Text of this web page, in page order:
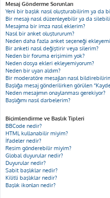
Mesaj Gönderme Sorunları
Yeni bir başlık nasıl oluşturabilirim ya da
Bir mesajı nasıl düzenleyebilir ya da
Mesajıma bir imza nasıl eklerim?
Nasıl bir anket oluştururum?
Neden daha fazla anket seçeneği
Bir anketi nasıl değiştirir veya silerim?
Neden bir foruma erişimim yok?
Neden dosya ekleri ekleyemiyorum?
Neden bir uyarı aldım?
Bir moderatöre mesajları nasıl
Başlığa mesaj gönderilirken görülen
Neden mesajımın onaylanması gerekiyor?
Başlığımı nasıl darbelerim?
Biçimlendirme ve Başlık Tipleri
BBCode nedir?
HTML kullanabilir miyim?
İfadeler nedir?
Resim gönderebilir miyim?
Global duyurular nedir?
Duyurular nedir?
Sabit başlıklar nedir?
Kilitli başlıklar nedir?
Başlık ikonları nedir?